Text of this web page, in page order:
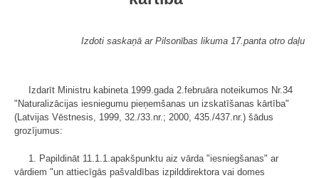
Izdoti saskaņā ar Pilsonības likuma 17.panta otro daļu
Izdarīt Ministru kabineta 1999.gada 2.februāra noteikumos Nr.34
"Naturalizācijas iesniegumu pieņemšanas un izskatīšanas kārtība"
(Latvijas Vēstnesis, 1999, 32./33.nr.; 2000, 435./437.nr.) šādus
grozījumus:
1. Papildināt 11.1.1.apakšpunktu aiz vārda "iesniegšanas" ar
vārdiem "un attiecīgās pašvaldības izpilddirektora vai domes